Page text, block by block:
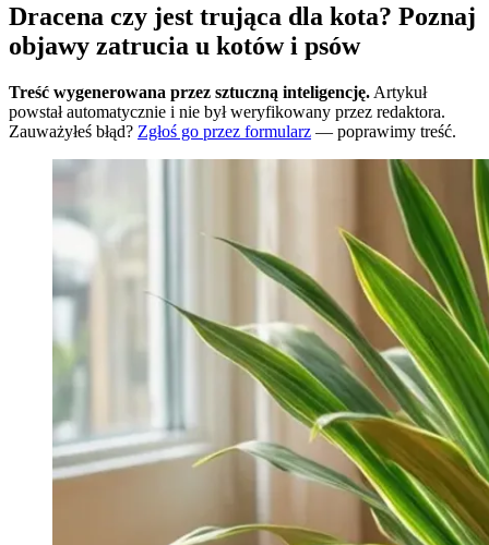
Dracena czy jest trująca dla kota? Poznaj
objawy zatrucia u kotów i psów
Treść wygenerowana przez sztuczną inteligencję. Artykuł
powstał automatycznie i nie był weryfikowany przez redaktora.
Zauważyłeś błąd? Zgłoś go przez formularz — poprawimy treść.